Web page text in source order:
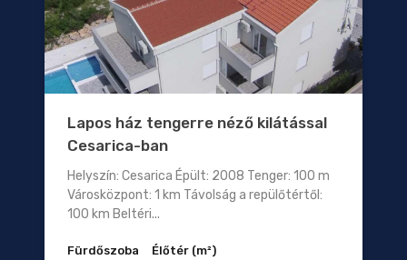
Lapos ház tengerre néző kilátással
Cesarica-ban
Helyszín: Cesarica Épült: 2008 Tenger: 100 m
Városközpont: 1 km Távolság a repülőtértől:
100 km Beltéri...
Fürdőszoba Élőtér (m²)